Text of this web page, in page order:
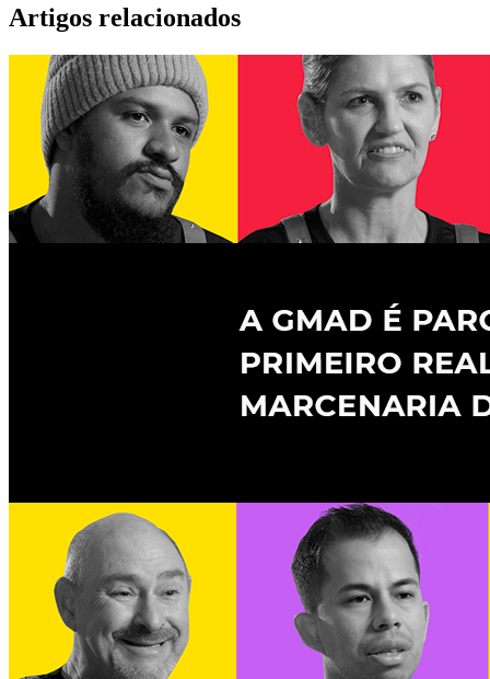
Artigos relacionados